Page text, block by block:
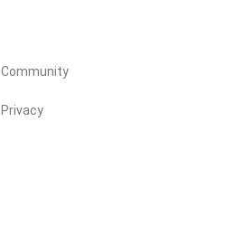
Community
Privacy